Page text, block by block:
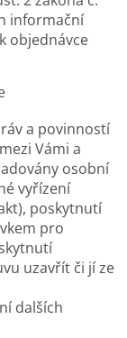
informační
objednávce
a povinností
Vámi a
osobní
vyřízení
poskytnutí
pro
uzavřít či jí ze
dalších